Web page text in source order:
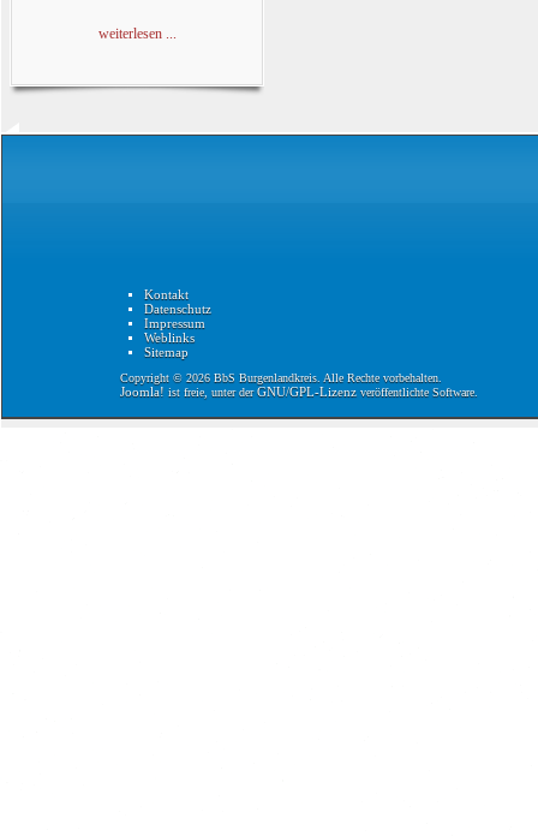
weiterlesen ...
Kontakt
Datenschutz
Impressum
Weblinks
Sitemap
Copyright © 2026 BbS Burgenlandkreis. Alle Rechte vorbehalten.
Joomla! ist freie, unter derGNU/GPL-Lizenzveröffentlichte Software.